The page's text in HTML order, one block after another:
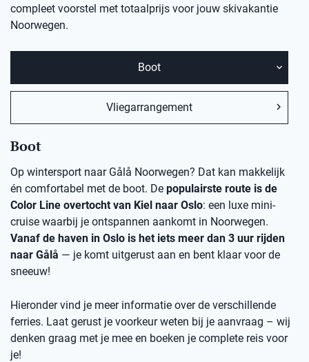
compleet voorstel met totaalprijs voor jouw skivakantie
Noorwegen.
Boot
Vliegarrangement
Boot
Op wintersport naar Gålå Noorwegen? Dat kan makkelijk
én comfortabel met de boot. De populairste route is de
Color Line overtocht van Kiel naar Oslo: een luxe mini-
cruise waarbij je ontspannen aankomt in Noorwegen.
Vanaf de haven in Oslo is het iets meer dan 3 uur rijden
naar Gålå — je komt uitgerust aan en bent klaar voor de
sneeuw!
Hieronder vind je meer informatie over de verschillende
ferries. Laat gerust je voorkeur weten bij je aanvraag – wij
denken graag met je mee en boeken je complete reis voor
je!